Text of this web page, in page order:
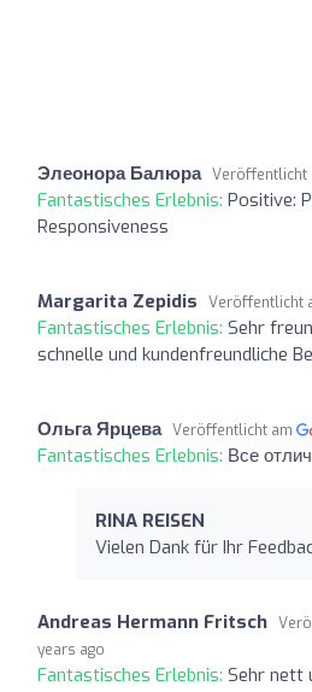
Элеонора Балюра Veröffentlicht
Fantastisches Erlebnis: Positive:
Responsiveness
Margarita Zepidis Veröffentlicht
Fantastisches Erlebnis: Sehr
schnelle und kundenfreundliche
Ольга Ярцева Veröffentlicht am
Fantastisches Erlebnis: Все
RINA REISEN
Vielen Dank für Ihr
Andreas Hermann Fritsch
years ago
Fantastisches Erlebnis: Sehr nett